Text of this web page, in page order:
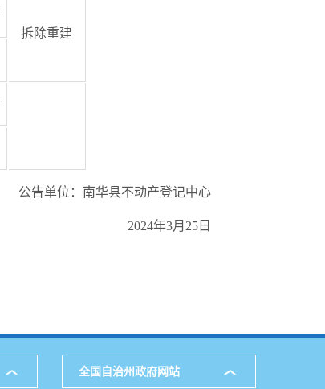
拆除重建
公告单位：南华县不动产登记中心
2024年3月25日
全国自治州政府网站